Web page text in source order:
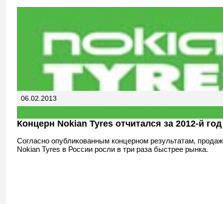
06.02.2013
Концерн Nokian Tyres отчитался за 2012-й год
Согласно опубликованным концерном результатам,
Nokian Tyres в России росли в три раза быстрее рынка.